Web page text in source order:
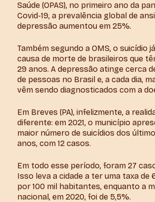
Saúde (OPAS), no primeiro ano da
Covid-19, a prevalência global de
depressão aumentou em 25%.
Também segundo a OMS, o suicídio
causa de morte de brasileiros que
29 anos. A depressão atinge cerca
de pessoas no Brasil e, a cada dia,
vêm sendo diagnosticados com a
Em Breves (PA), infelizmente, a
diferente: em 2021, o município
maior número de suicídios dos
anos, com 12 casos.
Em todo esse período, foram 27
Isso leva a cidade a ter uma taxa de
por 100 mil habitantes, enquanto a
nacional, em 2020, foi de 5,5%.